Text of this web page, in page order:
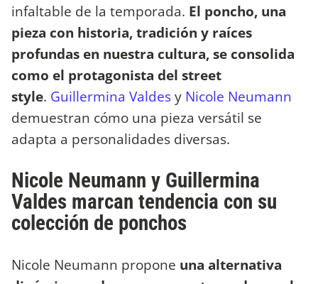
infaltable de la temporada. El poncho, una
pieza con historia, tradición y raíces
profundas en nuestra cultura, se consolida
como el protagonista del street
style. Guillermina Valdesy Nicole Neumann
demuestran cómo una pieza versátil se
adapta a personalidades diversas.
Nicole Neumann y Guillermina
Valdes marcan tendencia con su
colección de ponchos
Nicole Neumann propone una alternativa